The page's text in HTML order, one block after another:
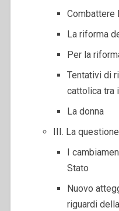
Combattere
La riforma
Per la
Tentativi di
cattolica tra
La donna
III. La
I
Stato
Nuovo
riguardi